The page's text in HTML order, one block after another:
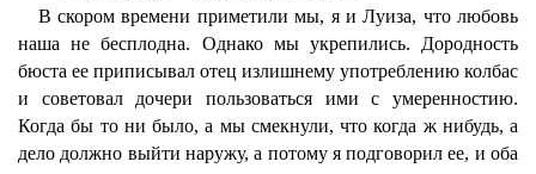
В скором времени приметили мы, я и Луиза, что любовь
наша не бесплодна. Однако мы укрепились. Дородность
бюста ее приписывал отец излишнему употреблению колбас
и советовал дочери пользоваться ими с умеренностию.
Когда бы то ни было, а мы смекнули, что когда ж нибудь, а
дело должно выйти наружу, а потому я подговорил ее, и оба